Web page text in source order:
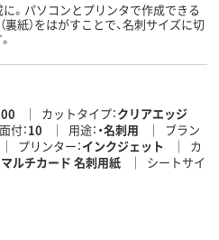
に。パソコンとプリンタで作成できる
紙）をはがすことで、名刺サイズに切
カットタイプ クリアエッジ
面付 10 用途 ・名刺用
ブラン
プリンター インクジェット
カ
マルチカード 名刺用紙
シートサイ